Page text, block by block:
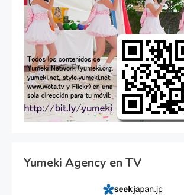
Yumeki Agency en TV